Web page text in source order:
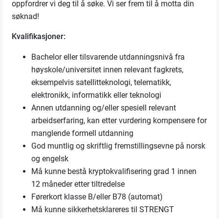
oppfordrer vi deg til å søke. Vi ser frem til å motta din
søknad!
Kvalifikasjoner:
Bachelor eller tilsvarende utdanningsnivå fra
høyskole/universitet innen relevant fagkrets,
eksempelvis satellitteknologi, telematikk,
elektronikk, informatikk eller teknologi
Annen utdanning og/eller spesiell relevant
arbeidserfaring, kan etter vurdering kompensere for
manglende formell utdanning
God muntlig og skriftlig fremstillingsevne på norsk
og engelsk
Må kunne bestå kryptokvalifisering grad 1 innen
12 måneder etter tiltredelse
Førerkort klasse B/eller B78 (automat)
Må kunne sikkerhetsklareres til STRENGT